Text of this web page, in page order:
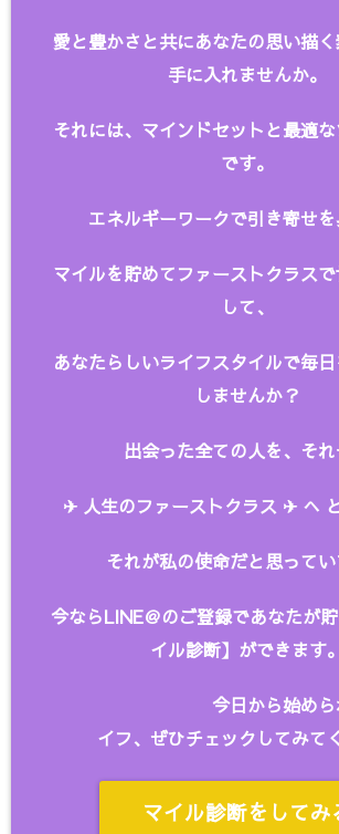
愛と豊かさと共にあなたの思い描く
手に入れませんか。
それには、マインドセットと最適
です。
エネルギーワークで引き寄せを
マイルを貯めてファーストクラス
して、
あなたらしいライフスタイルで毎
しませんか？
出会った全ての人を、 そ
✈︎ 人生のファーストクラス ✈︎ へ
それが私の使命だと思って
今ならLINE＠のご登録であなたが
イル診断】ができます。
今日から始め
イフ、ぜひチェックしてみて
マイル診断をしてみ